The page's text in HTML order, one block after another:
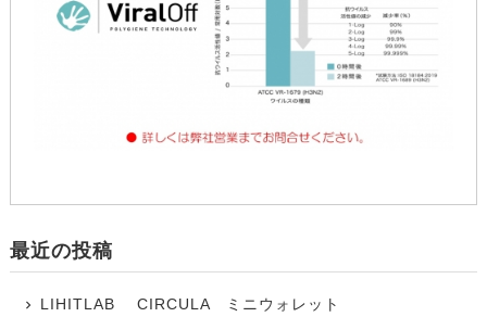
最近の投稿
LIHITLAB CIRCULA ミニウォレット